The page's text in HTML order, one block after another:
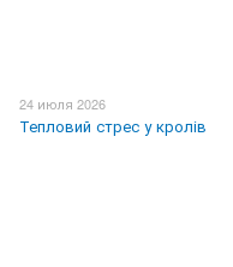
24 июля 2026
Тепловий стрес у кролів